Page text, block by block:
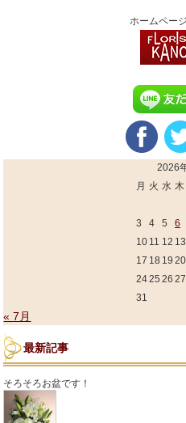
ホームペー
2026
月 火 水 木
3
4 5 6
10 11 12 13
17 18 19 20
2425 26 27
31
« 7月
最新記事
そろそろお盆です！